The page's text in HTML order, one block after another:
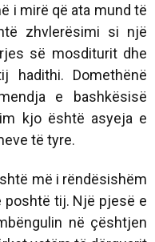
i mirë që ata mund të
zhvlerësimi si një
së mosditurit dhe
hadithi. Domethënë
e bashkësisë
kjo është asyeja e
të tyre.
më i rëndësishëm
poshtë tij. Një pjesë e
në çështjen